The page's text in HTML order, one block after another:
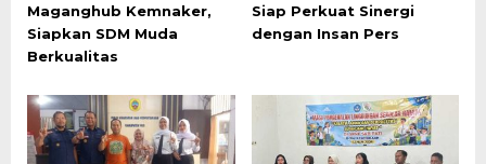
Maganghub Kemnaker,
Siapkan SDM Muda
Berkualitas
Siap Perkuat Sinergi
dengan Insan Pers